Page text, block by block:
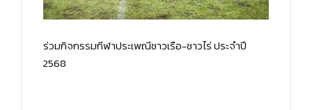
ร่วมกิจกรรมกีฬาประเพณีชาวเรือ-ชาวไร่ ประจำปี
2568